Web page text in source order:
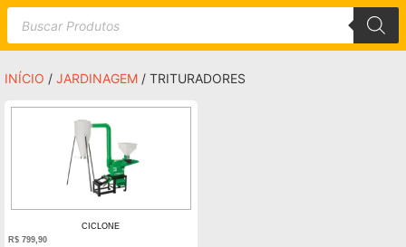
INÍCIO / JARDINAGEM / TRITURADORES
CICLONE
R$ 799,90